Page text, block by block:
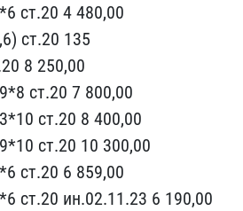
ст.20 4 4​80,00
ст.20 135
8 250,00
ст.20 7​ 800,00
ст.20 8 400,00
ст.20​ 10 300,00
ст.20 6 859,00
ст.20 ​ин.02.11.23 6 190,00